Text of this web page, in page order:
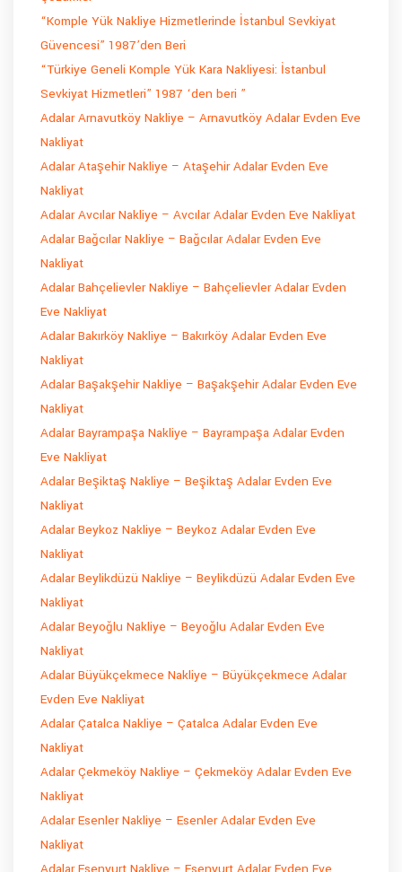
“Komple Yük Nakliye Hizmetlerinde İstanbul Sevkiyat
Güvencesi” 1987’den Beri
“Türkiye Geneli Komple Yük Kara Nakliyesi: İstanbul
Sevkiyat Hizmetleri” 1987 ‘den beri ”
Adalar Arnavutköy Nakliye – Arnavutköy Adalar Evden Eve
Nakliyat
Adalar Ataşehir Nakliye – Ataşehir Adalar Evden Eve
Nakliyat
Adalar Avcılar Nakliye – Avcılar Adalar Evden Eve Nakliyat
Adalar Bağcılar Nakliye – Bağcılar Adalar Evden Eve
Nakliyat
Adalar Bahçelievler Nakliye – Bahçelievler Adalar Evden
Eve Nakliyat
Adalar Bakırköy Nakliye – Bakırköy Adalar Evden Eve
Nakliyat
Adalar Başakşehir Nakliye – Başakşehir Adalar Evden Eve
Nakliyat
Adalar Bayrampaşa Nakliye – Bayrampaşa Adalar Evden
Eve Nakliyat
Adalar Beşiktaş Nakliye – Beşiktaş Adalar Evden Eve
Nakliyat
Adalar Beykoz Nakliye – Beykoz Adalar Evden Eve
Nakliyat
Adalar Beylikdüzü Nakliye – Beylikdüzü Adalar Evden Eve
Nakliyat
Adalar Beyoğlu Nakliye – Beyoğlu Adalar Evden Eve
Nakliyat
Adalar Büyükçekmece Nakliye – Büyükçekmece Adalar
Evden Eve Nakliyat
Adalar Çatalca Nakliye – Çatalca Adalar Evden Eve
Nakliyat
Adalar Çekmeköy Nakliye – Çekmeköy Adalar Evden Eve
Nakliyat
Adalar Esenler Nakliye – Esenler Adalar Evden Eve
Nakliyat
Adalar Esenyurt Nakliye – Esenyurt Adalar Evden Eve